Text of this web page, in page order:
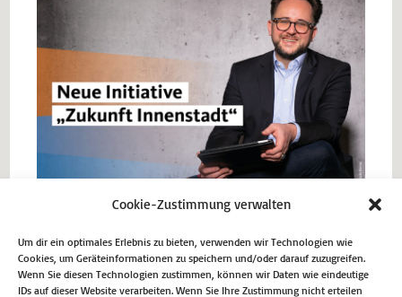
Cookie-Zustimmung verwalten
Um dir ein optimales Erlebnis zu bieten, verwenden wir Technologien wie
Cookies, um Geräteinformationen zu speichern und/oder darauf zuzugreifen.
Wenn Sie diesen Technologien zustimmen, können wir Daten wie eindeutige
IDs auf dieser Website verarbeiten. Wenn Sie Ihre Zustimmung nicht erteilen
Vorheriger Beitrag